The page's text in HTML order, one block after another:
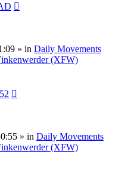
» in Daily Movements
(XFW)
» in Daily Movements
(XFW)